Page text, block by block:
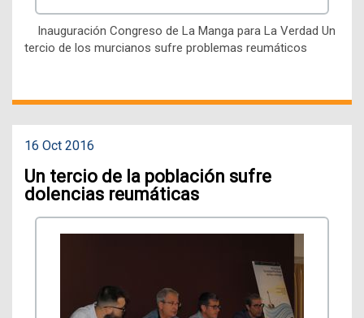
Inauguración Congreso de La Manga para La Verdad Un
tercio de los murcianos sufre problemas reumáticos
16 Oct 2016
Un tercio de la población sufre
dolencias reumáticas